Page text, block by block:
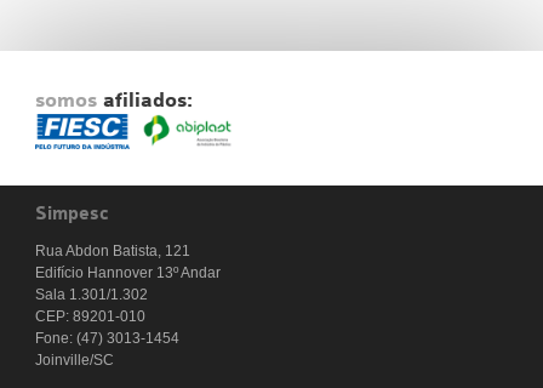
somos afiliados:
Simpesc
Rua Abdon Batista, 121
Edifício Hannover 13º Andar
Sala 1.301/1.302
CEP: 89201-010
Fone: (47) 3013-1454
Joinville/SC